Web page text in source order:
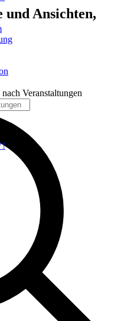
und Ansichten,
Veranstaltungen